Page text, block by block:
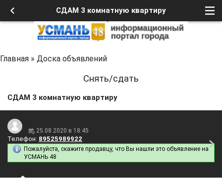
СДАМ 3 комнатную квартиру
Главная » Доска объявлений
Снять/сдать
СДАМ 3 комнатную квартиру
25.08.2020 в 18:45
Телефон: 89525989922
Пожалуйста, скажите продавцу, что Вы нашли это объявление на
УСМАНЬ 48